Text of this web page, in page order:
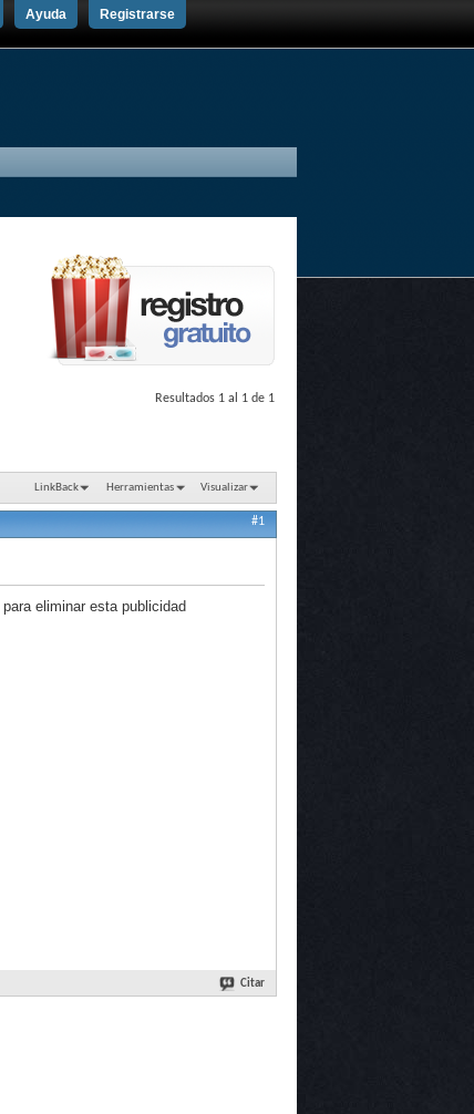
Registrarse
Ayuda
Resultados 1 al 1 de 1
LinkBack Herramientas Visualizar
#1
para eliminar esta publicidad
Citar